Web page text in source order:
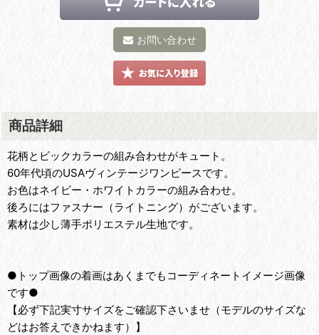
お問い合わせ
商品詳細
花柄とビックカラーの組み合わせがキュート。
60年代頃のUSAヴィンテージワンピースです。
お色はネイビー・ホワイトカラーの組み合わせ。
後ろにはファスナー（ライトニング）がございます。
素材は少し薄手ポリエステル生地です。
●トップ画像の着画はあくまでもコーディネートイメージ画像
です●
【必ず下記実寸サイズをご確認下さいませ（モデルのサイズな
どはお答えできかねます）】